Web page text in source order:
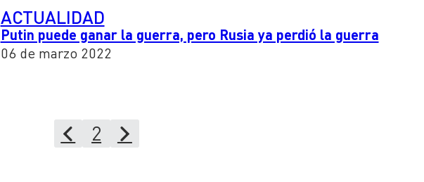
ACTUALIDAD
Putin puede ganar la guerra, pero Rusia ya perdió la guerra
06 de marzo 2022
2